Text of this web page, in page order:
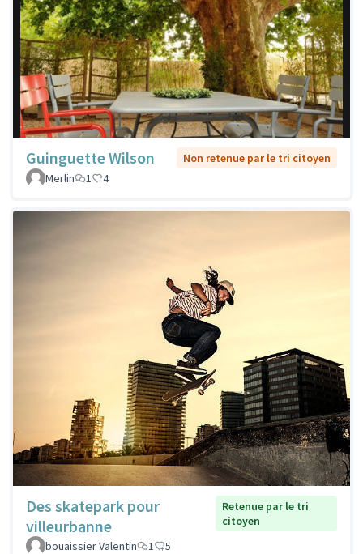
Guinguette Wilson
Non retenue par le tri citoyen
Merlin
1 4
Des skatepark pour
villeurbanne
Retenue par le tri
citoyen
bouaissier Valentin
1 5